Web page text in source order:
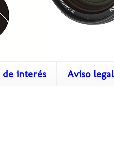
de interés Aviso legal